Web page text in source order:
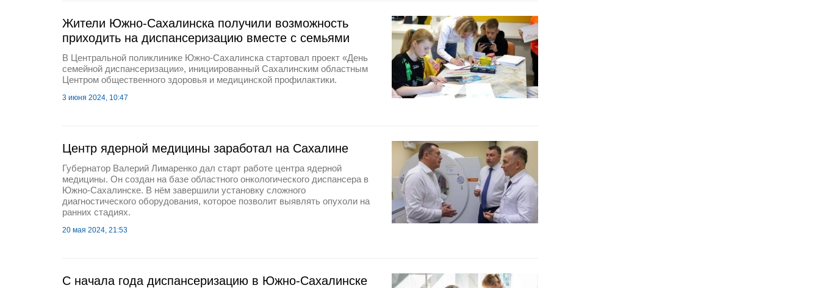
Жители Южно-Сахалинска получили возможность
приходить на диспансеризацию вместе с семьями
В Центральной поликлинике Южно-Сахалинска стартовал проект «День
семейной диспансеризации», инициированный Сахалинским областным
Центром общественного здоровья и медицинской профилактики.
3 июня 2024, 10:47
Центр ядерной медицины заработал на Сахалине
Губернатор Валерий Лимаренко дал старт работе центра ядерной
медицины. Он создан на базе областного онкологического диспансера в
Южно-Сахалинске. В нём завершили установку сложного
диагностического оборудования, которое позволит выявлять опухоли на
ранних стадиях.
20 мая 2024, 21:53
С начала года диспансеризацию в Южно-Сахалинске